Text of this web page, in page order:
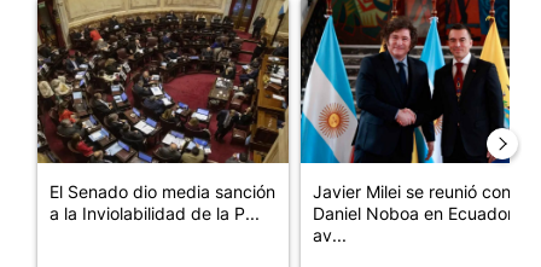
Un artículo de tendencia con el título "El Senado dio media
El Senado dio media sanción
a la Inviolabilidad de la P...
Un artículo de tendencia con
Javier Milei se reunió con
Daniel Noboa en Ecuador y
av...